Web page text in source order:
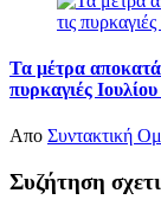
Τα μέτρα
πυρκαγιές
Απο Συντακτική
Συζήτηση